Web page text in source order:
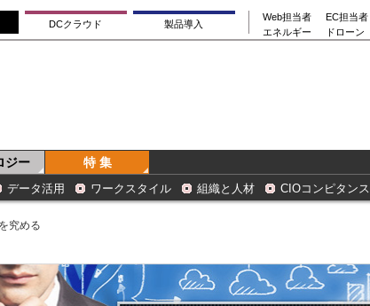
DCクラウド 製品導入
Web担当者 EC担当者
エネルギー
ドローン
ジー 特 集
データ活用 ワークスタイル 組織と人材 CIOコンピタンス
究める